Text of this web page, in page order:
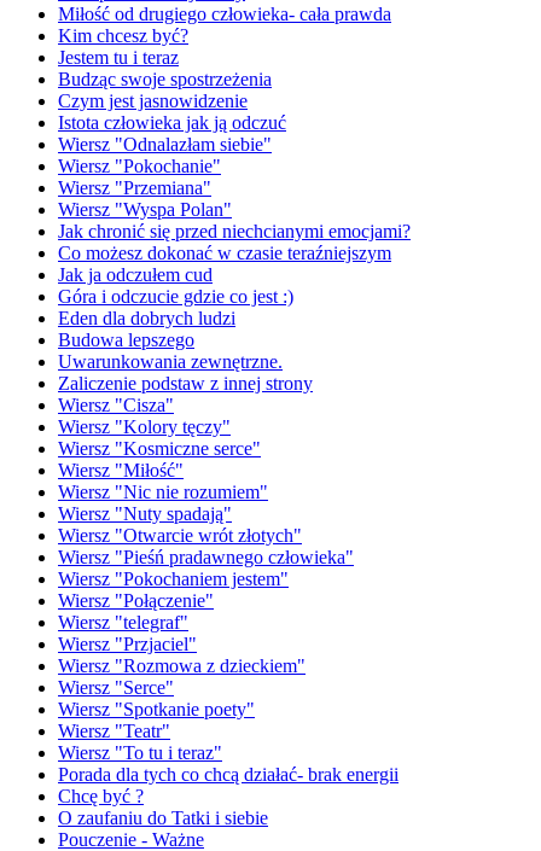
Miłość od drugiego człowieka- cała prawda
Kim chcesz być?
Jestem tu i teraz
Budząc swoje spostrzeżenia
Czym jest jasnowidzenie
Istota człowieka jak ją odczuć
Wiersz "Odnalazłam siebie"
Wiersz "Pokochanie"
Wiersz "Przemiana"
Wiersz "Wyspa Polan"
Jak chronić się przed niechcianymi emocjami?
Co możesz dokonać w czasie teraźniejszym
Jak ja odczułem cud
Góra i odczucie gdzie co jest :)
Eden dla dobrych ludzi
Budowa lepszego
Uwarunkowania zewnętrzne.
Zaliczenie podstaw z innej strony
Wiersz "Cisza"
Wiersz "Kolory tęczy"
Wiersz "Kosmiczne serce"
Wiersz "Miłość"
Wiersz "Nic nie rozumiem"
Wiersz "Nuty spadają"
Wiersz "Otwarcie wrót złotych"
Wiersz "Pieśń pradawnego człowieka"
Wiersz "Pokochaniem jestem"
Wiersz "Połączenie"
Wiersz "telegraf"
Wiersz "Przjaciel"
Wiersz "Rozmowa z dzieckiem"
Wiersz "Serce"
Wiersz "Spotkanie poety"
Wiersz "Teatr"
Wiersz "To tu i teraz"
Porada dla tych co chcą działać- brak energii
Chcę być ?
O zaufaniu do Tatki i siebie
Pouczenie - Ważne